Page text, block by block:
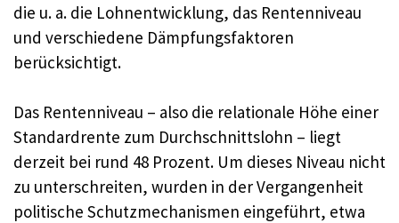
die u. a. die Lohnentwicklung, das Rentenniveau
und verschiedene Dämpfungsfaktoren
berücksichtigt.
Das Rentenniveau – also die relationale Höhe einer
Standardrente zum Durchschnittslohn – liegt
derzeit bei rund 48 Prozent. Um dieses Niveau nicht
zu unterschreiten, wurden in der Vergangenheit
politische Schutzmechanismen eingeführt, etwa